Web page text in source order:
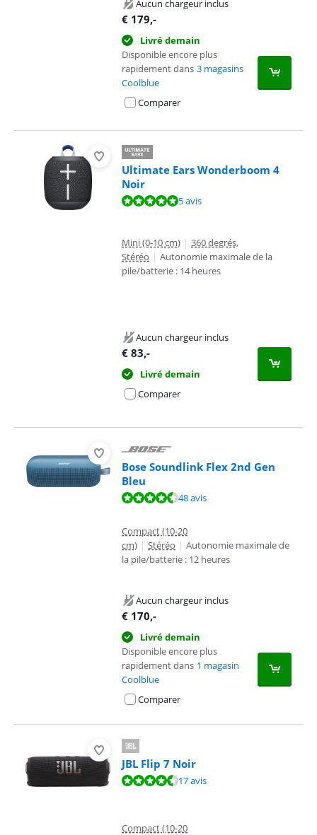
Aucun chargeur inclus
€ 179,-
Livré demain
Disponible encore plus
rapidement dans 3 magasins
Coolblue
Comparer
Ultimate Ears Wonderboom 4
Noir
La note est de 9,5 sur 10, basée sur 5 avis.5 avis
Mini (0-10 cm) | 360 degrés,
Stéréo | Autonomie maximale de la
pile/batterie : 14 heures
Aucun chargeur inclus
€ 83,-
Livré demain
Comparer
Bose Soundlink Flex 2nd Gen
Bleu
La note est de 9,2 sur 10, basée sur 48 avis.48 avis
Compact (10-20
cm) | Stéréo | Autonomie maximale de
la pile/batterie : 12 heures
Aucun chargeur inclus
€ 170,-
Livré demain
Disponible encore plus
rapidement dans 1 magasin
Coolblue
Comparer
JBL Flip 7 Noir
La note est de 9,2 sur 10, basée sur 17 avis.17 avis
Compact (10-20